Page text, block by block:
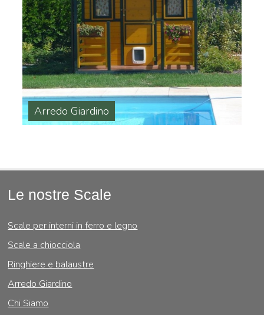
Arredo Giardino
Le nostre Scale
Scale per interni in ferro e legno
Scale a chiocciola
Ringhiere e balaustre
Arredo Giardino
Chi Siamo